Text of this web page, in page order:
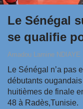
Le Sénégal
se qualifie
Amadou Lamine NDIAYE
Le Sénégal n’a pas
débutants
huitièmes de finale
48 à Radès,Tunisie.